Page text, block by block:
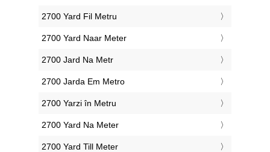
‎2700 Yard Fil Metru
‎2700 Yard Naar Meter
‎2700 Jard Na Metr
‎2700 Jarda Em Metro
‎2700 Yarzi în Metru
‎2700 Yard Na Meter
‎2700 Yard Till Meter